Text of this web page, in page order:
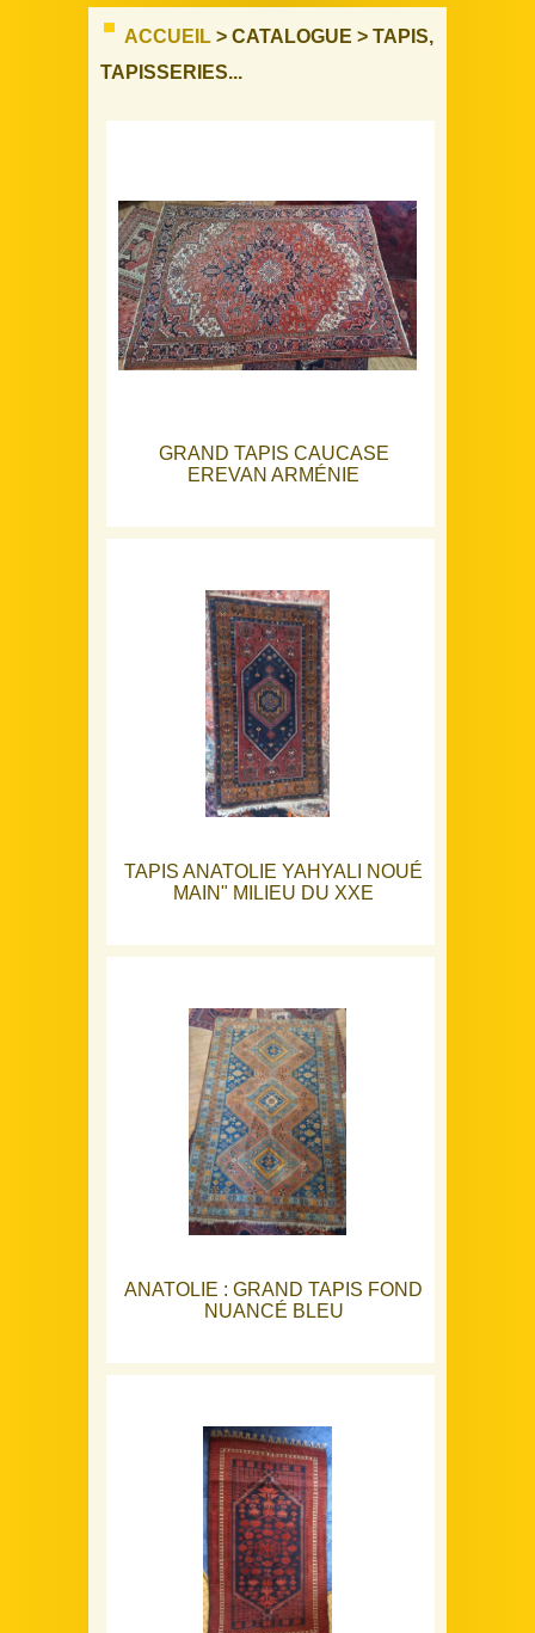
ACCUEIL > CATALOGUE > TAPIS,
TAPISSERIES...
GRAND TAPIS CAUCASE
EREVAN ARMÉNIE
TAPIS ANATOLIE YAHYALI NOUÉ
MAIN" MILIEU DU XXE
ANATOLIE : GRAND TAPIS FOND
NUANCÉ BLEU